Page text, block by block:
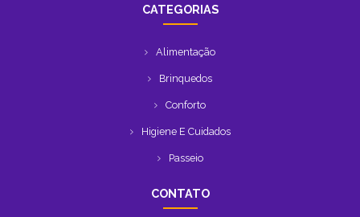
CATEGORIAS
Alimentação
Brinquedos
Conforto
Higiene E Cuidados
Passeio
CONTATO